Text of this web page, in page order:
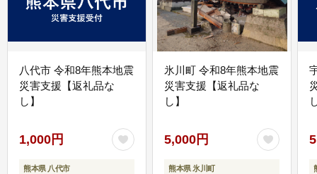
八代市 令和8年熊本地震
災害支援【返礼品な
し】
1,000円
熊本県 八代市
氷川町 令和8年熊本地震
災害支援【返礼品な
し】
5,000円
熊本県 氷川町